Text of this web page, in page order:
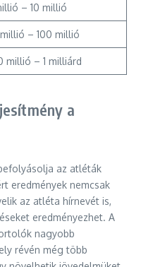
– 10 millió
millió – 100 millió
millió – 1 milliárd
a
az atléták
eredmények nemcsak
az atléta hírnevét is,
eredményezhet. A
nagyobb
révén még több